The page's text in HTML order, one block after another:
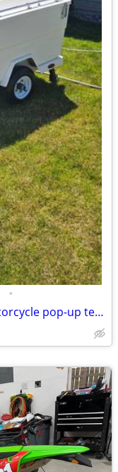
•
2022 Kompact Kamp Mini Mate Motorcycle pop-up tent trailer w/ Awning &